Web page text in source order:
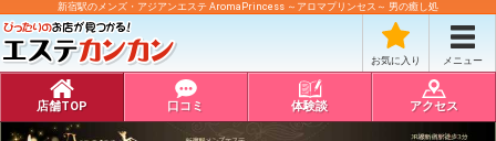
新宿駅のメンズ・アジアンエステ AromaPrincess ～アロマプリンセス～ 男の癒し処
お気に入り メニュー
店舗TOP 口コミ 体験談 アクセス